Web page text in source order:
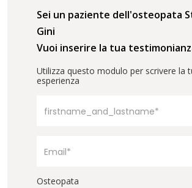
Sei un paziente dell'osteopata
Gini
Vuoi inserire la tua
Utilizza questo modulo per scrivere la
esperienza
Osteopata